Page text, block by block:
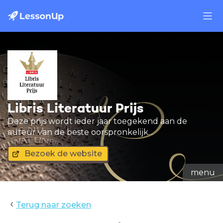
Libris Literatuur Prijs
Deze prijs wordt ieder jaar toegekend aan de
auteur van de beste oorspronkelijk
Nederlandstalige roman van het afgelopen jaar. De
winnaar ontvangt 50.000 euro en een bronzen
legpenning.
Bezoek de website
menu
‹ Terug naar zoeken